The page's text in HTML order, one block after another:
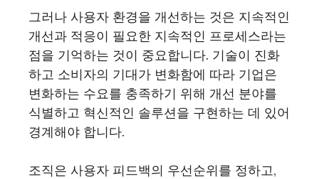
그러나 사용자 환경을 개선하는 것은 지속적인
개선과 적응이 필요한 지속적인 프로세스라는
점을 기억하는 것이 중요합니다. 기술이 진화
하고 소비자의 기대가 변화함에 따라 기업은
변화하는 수요를 충족하기 위해 개선 분야를
식별하고 혁신적인 솔루션을 구현하는 데 있어
경계해야 합니다.
조직은 사용자 피드백의 우선순위를 정하고,